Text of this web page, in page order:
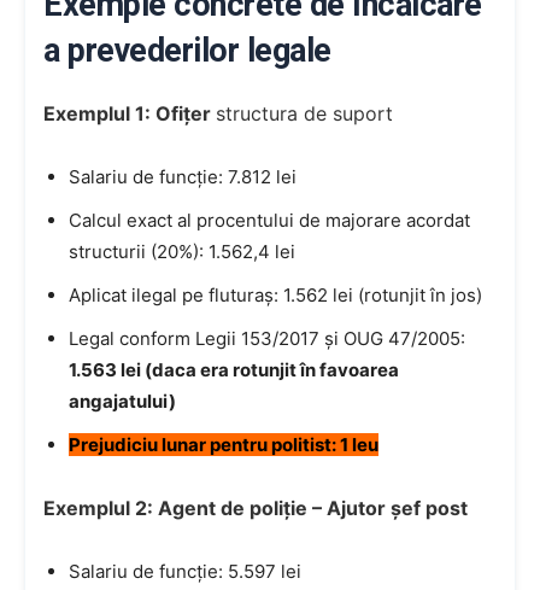
a prevederilor legale
Exemplul 1: Ofițer structura de suport
Salariu de funcție: 7.812 lei
Calcul exact al procentului de majorare acordat
structurii (20%): 1.562,4 lei
Aplicat ilegal pe fluturaș: 1.562 lei (rotunjit în jos)
Legal conform Legii 153/2017 și OUG 47/2005:
1.563 lei (daca era rotunjit în favoarea
angajatului)
Prejudiciu lunar pentru politist: 1 leu
Exemplul 2: Agent de poliție – Ajutor șef post
Salariu de funcție: 5.597 lei